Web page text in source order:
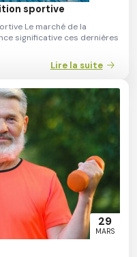
sportive
Le marché de la
significative ces dernières
Lire la suite
29
MARS